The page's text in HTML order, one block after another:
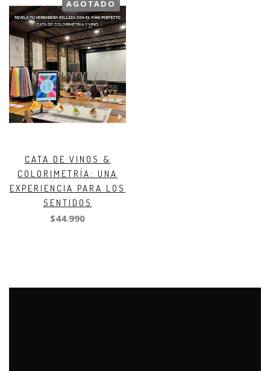
AGOTADO
CATA DE VINOS &
COLORIMETRÍA: UNA
EXPERIENCIA PARA LOS
SENTIDOS
$44.990